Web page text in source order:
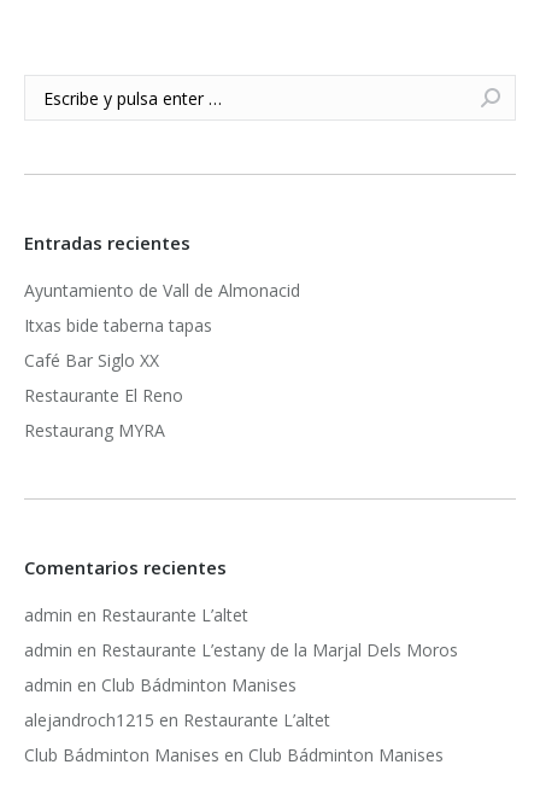
Buscar:
Entradas recientes
Ayuntamiento de Vall de Almonacid
Itxas bide taberna tapas
Café Bar Siglo XX
Restaurante El Reno
Restaurang MYRA
Comentarios recientes
admin en Restaurante L’altet
admin en Restaurante L’estany de la Marjal Dels Moros
admin en Club Bádminton Manises
alejandroch1215 en Restaurante L’altet
Club Bádminton Manises en Club Bádminton Manises